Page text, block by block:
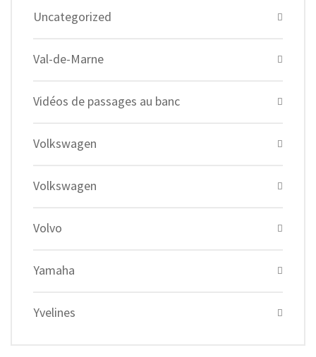
Uncategorized
Val-de-Marne
Vidéos de passages au banc
Volkswagen
Volkswagen
Volvo
Yamaha
Yvelines